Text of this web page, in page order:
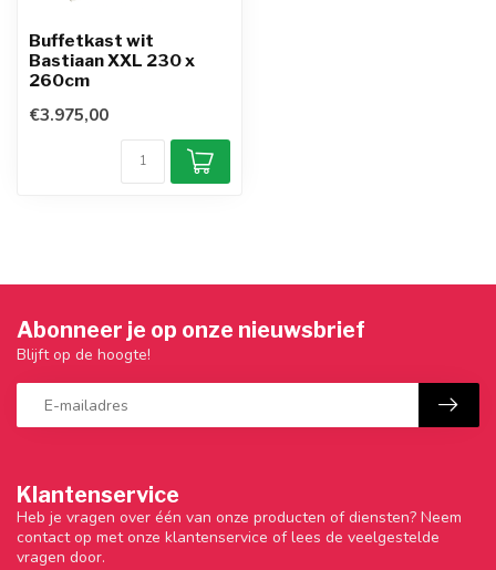
Buffetkast wit
Bastiaan XXL 230 x
260cm
€3.975,00
Klantenservice
Heb je vragen over één van onze producten of diensten? Neem
contact op met onze klantenservice of lees de veelgestelde
vragen door.
Abonneer je op onze nieuwsbrief
Blijft op de hoogte!